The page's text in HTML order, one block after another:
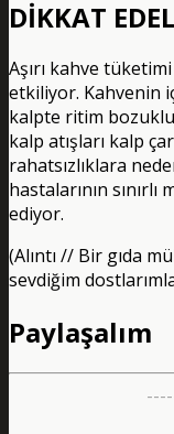
DİKKAT
Aşırı kahve
etkiliyor. Kahvenin
kalpte ritim
kalp atışları kalp
rahatsızlıklara
hastalarının
ediyor.
(Alıntı // Bir gıda
sevdiğim
Paylaşalım